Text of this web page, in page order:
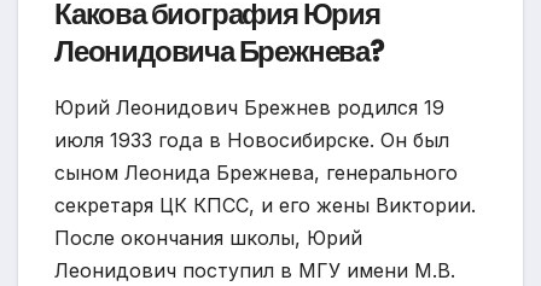
Какова биография Юрия
Леонидовича Брежнева?
Юрий Леонидович Брежнев родился 19
июля 1933 года в Новосибирске. Он был
сыном Леонида Брежнева, генерального
секретаря ЦК КПСС, и его жены Виктории.
После окончания школы, Юрий
Леонидович поступил в МГУ имени М.В.